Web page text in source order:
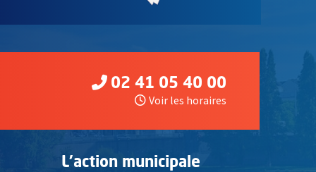
02 41 05 40 00
Voir les horaires
L'action municipale